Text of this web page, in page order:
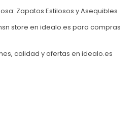
Zapatos Estilosos y Asequibles
store en idealo.es para compras
calidad y ofertas en idealo.es